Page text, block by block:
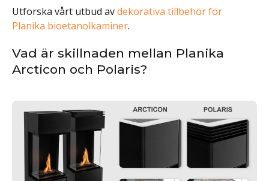
Utforska vårt utbud avdekorativa tillbehör för
Planika bioetanolkaminer.
Vad är skillnaden mellan Planika
Arcticon och Polaris?